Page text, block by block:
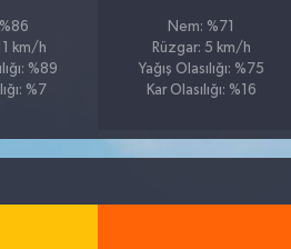
km/h
%89
%7
Nem: %71
Rüzgar: 5 km/h
Yağış Olasılığı: %75
Kar Olasılığı: %16